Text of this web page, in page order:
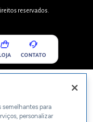
reservados.
CONTATO
semelhantes para
personalizar